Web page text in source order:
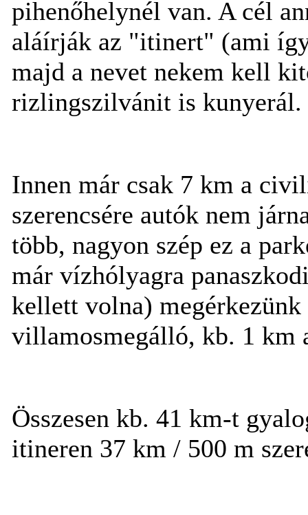
pihenőhelynél van. A cél
aláírják az "itinert" (ami
majd a nevet nekem kell
rizlingszilvánit is
Innen már csak 7 km a
szerencsére autók nem
több, nagyon szép ez a
már vízhólyagra
kellett volna)
villamosmegálló, kb. 1 km
Összesen kb. 41 km-t
itineren 37 km / 500 m